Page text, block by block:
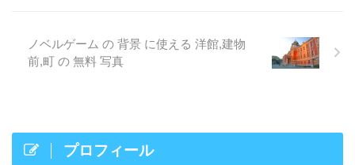
ノベルゲーム の 背景 に使える 洋館,建物
前,町 の 無料 写真
プロフィール